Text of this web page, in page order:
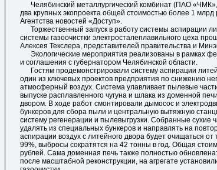
Челябинский металлургический комбинат (ПАО
два крупных экопроекта общей стоимостью более 1 млрд
Агентства новостей «Доступ».
Торжественный запуск в работу системы аспирации
системы газоочистки электросталеплавильного цеха
Алексея Текслера, представителей правительства и
Экологические мероприятия реализованы в рамках
и соглашения с губернатором Челябинской области.
Гостям продемонстрировали систему аспирации
один из ключевых проектов предприятия по снижению
атмосферный воздух. Система улавливает пылевые
выпуске расплавленного чугуна и шлака из доменной
двором. В ходе работ смонтировали дымосос и
бункеров для сбора пыли и центральную вытяжную
систему регенерации и пылевыгрузки. Собранные сухие
удалять из специальных бункеров и направлять на
аспирации воздух с литейного двора будет очищаться
99%, выбросы сократятся на 42 тонны в год. Общая
рублей. Сама доменная печь также полностью
после масштабной реконструкции, на агрегате